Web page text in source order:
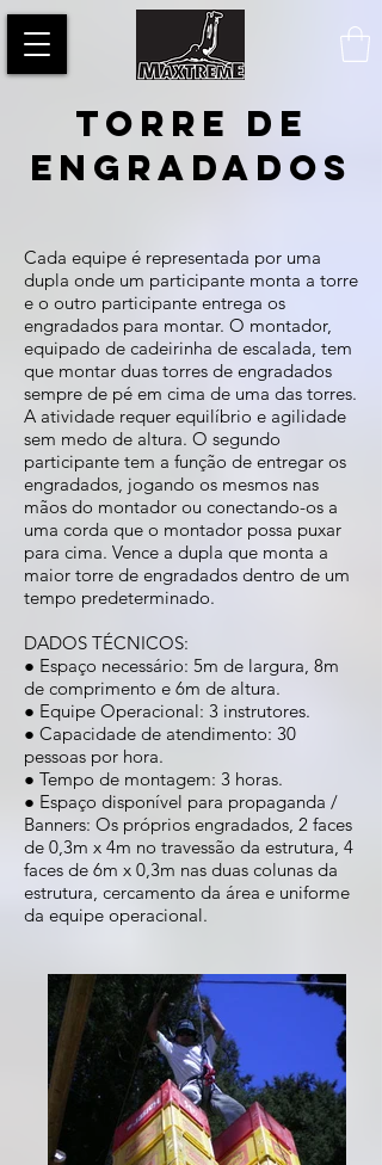
TORRE DE
ENGRADADOS
Cada equipe é representada por uma
dupla onde um participante monta a torre
e o outro participante entrega os
engradados para montar. O montador,
equipado de cadeirinha de escalada, tem
que montar duas torres de engradados
sempre de pé em cima de uma das torres.
A atividade requer equilíbrio e agilidade
sem medo de altura. O segundo
participante tem a função de entregar os
engradados, jogando os mesmos nas
mãos do montador ou conectando-os a
uma corda que o montador possa puxar
para cima. Vence a dupla que monta a
maior torre de engradados dentro de um
tempo predeterminado.
DADOS TÉCNICOS:
● Espaço necessário: 5m de largura, 8m
de comprimento e 6m de altura.
● Equipe Operacional: 3 instrutores.
● Capacidade de atendimento: 30
pessoas por hora.
● Tempo de montagem: 3 horas.
● Espaço disponível para propaganda /
Banners: Os próprios engradados, 2 faces
de 0,3m x 4m no travessão da estrutura, 4
faces de 6m x 0,3m nas duas colunas da
estrutura, cercamento da área e uniforme
da equipe operacional.